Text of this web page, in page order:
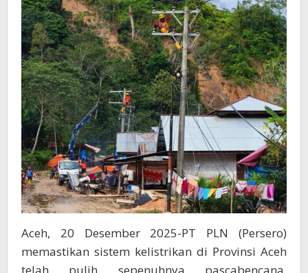
Pemulihan
Distribusi
Hingga
ke
Masyarakat
Aceh, 20 Desember 2025-PT PLN (Persero)
memastikan sistem kelistrikan di Provinsi Aceh